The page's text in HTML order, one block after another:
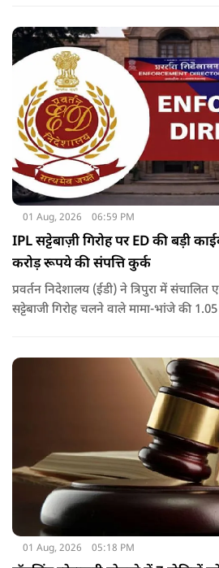
01 Aug, 2026 06:59 PM
IPL सट्टेबाज़ी गिरोह पर ED की बड़ी
करोड़ रूपये की संपत्ति कुर्क
प्रवर्तन निदेशालय (ईडी) ने त्रिपुरा में
सट्टेबाजी गिरोह चलने वाले मामा-भांजे की 1.05 करोड़ रुपए मूल्य की
01 Aug, 2026 05:18 PM